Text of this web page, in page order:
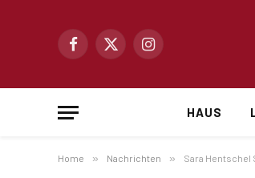
Facebook
X
Instagram
HAUS
Home » Nachrichten » Sara Hentschel